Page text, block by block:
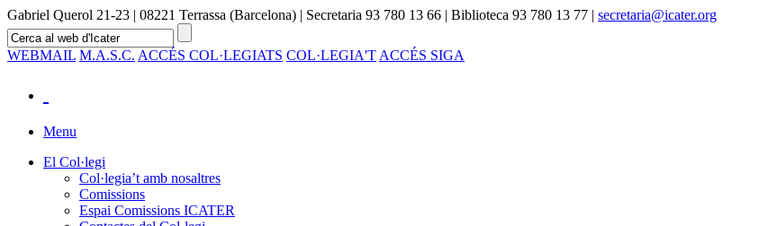
Gabriel Querol 21-23 | 08221 Terrassa (Barcelona) | Secretaria 93 780 13 66 | Biblioteca 93 780 13 77 | secretaria@icater.org
WEBMAIL M.A.S.C. ACCÉS COL·LEGIATS COL·LEGIA'T ACCÉS SIGA
Menu
El Col·legi
Col·legia’t amb nosaltres
Comissions
Espai Comissions ICATER